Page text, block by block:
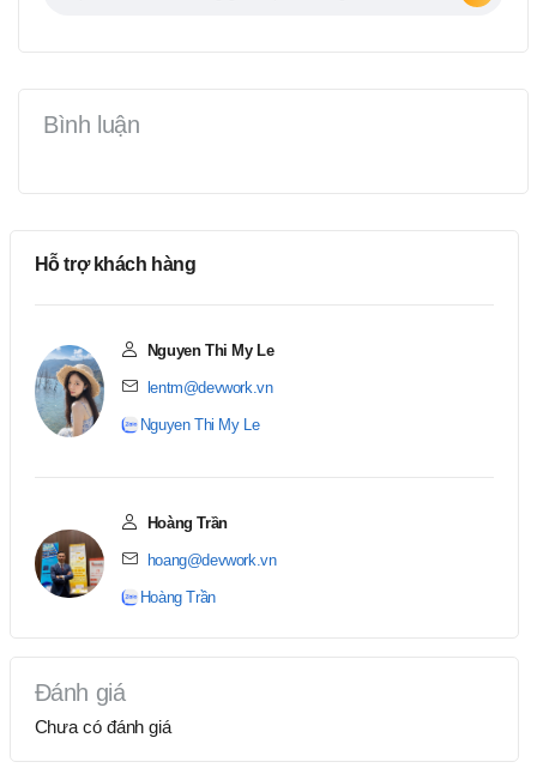
Bình luận
Hỗ trợ khách hàng
Nguyen Thi My Le
lentm@devwork.vn
Nguyen Thi My Le
Hoàng Trần
hoang@devwork.vn
Hoàng Trần
Đánh giá
Chưa có đánh giá